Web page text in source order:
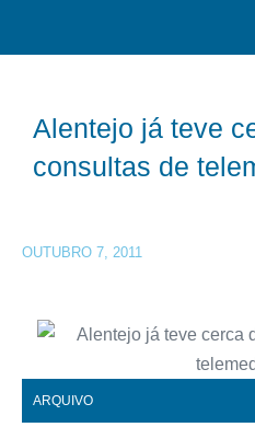
Alentejo já teve
consultas de
OUTUBRO 7, 2011
ARQUIVO